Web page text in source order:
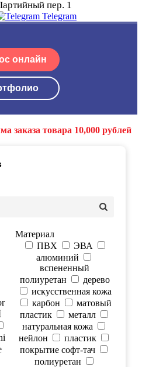
пер. 1
Telegram
онлайн
заказа товара 10,000 рублей
Материал
ПВХ
ЭВА
алюминий
вспененный
полиуретан
дерево
искусственная кожа
карбон
матовый
пластик
металл
натуральная кожа
нейлон
пластик
покрытие софт-тач
полиуретан